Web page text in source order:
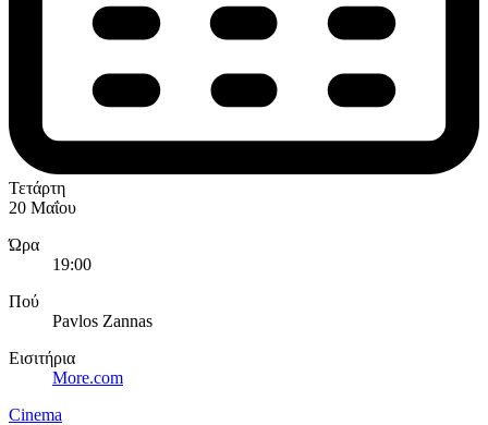
Τετάρτη
20 Μαΐου
Ώρα
19:00
Πού
Pavlos Zannas
Εισιτήρια
More.com
Cinema